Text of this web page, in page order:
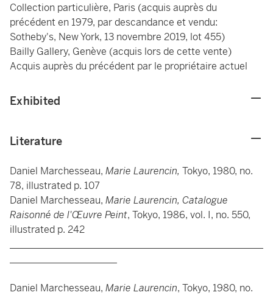
Collection particulière, Paris (acquis auprès du
précédent en 1979, par descandance et vendu:
Sotheby's, New York, 13 novembre 2019, lot 455)
Bailly Gallery, Genève (acquis lors de cette vente)
Acquis auprès du précédent par le propriétaire actuel
Exhibited
Literature
Daniel Marchesseau, Marie Laurencin, Tokyo, 1980, no.
78, illustrated p. 107
Daniel Marchesseau, Marie Laurencin, Catalogue
Raisonné de l'Œuvre Peint, Tokyo, 1986, vol. I, no. 550,
illustrated p. 242
Daniel Marchesseau, Marie Laurencin, Tokyo, 1980, no.